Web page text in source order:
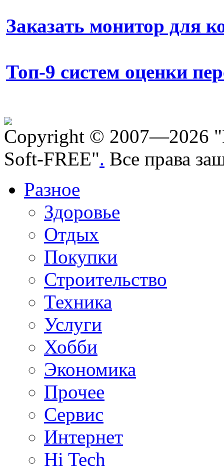
Заказать монитор для
Топ-9 систем оценки
Copyright © 2007—2026
Soft-FREE". Все права
Разное
Здоровье
Отдых
Покупки
Строительство
Техника
Услуги
Хобби
Экономика
Прочее
Сервис
Интернет
Hi Tech